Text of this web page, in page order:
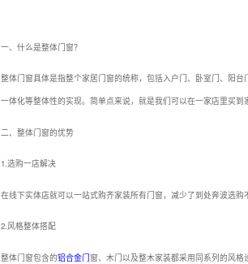
一、什么是整体门窗？
整体门窗具体是指整个家居门窗的统称，包括入户门、卧室门、阳
一体化等整体性的实现。简单点来说，就是我们可以在一家店里买到
二、整体门窗的优势
1.选购一店解决
在线下实体店就可以一站式购齐家装所有门窗，减少了到处奔波选
2.风格整体搭配
整体门窗包含的铝合金门窗、木门以及整木家装都采用同系列的风格